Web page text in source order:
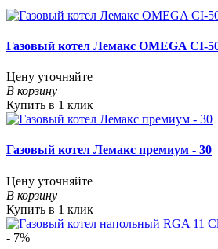
Газовый котел Лемакс OMEGA CI-
Цену уточняйте
В корзину
Купить в 1 клик
Газовый котел Лемакс премиум - 30
Цену уточняйте
В корзину
Купить в 1 клик
- 7%